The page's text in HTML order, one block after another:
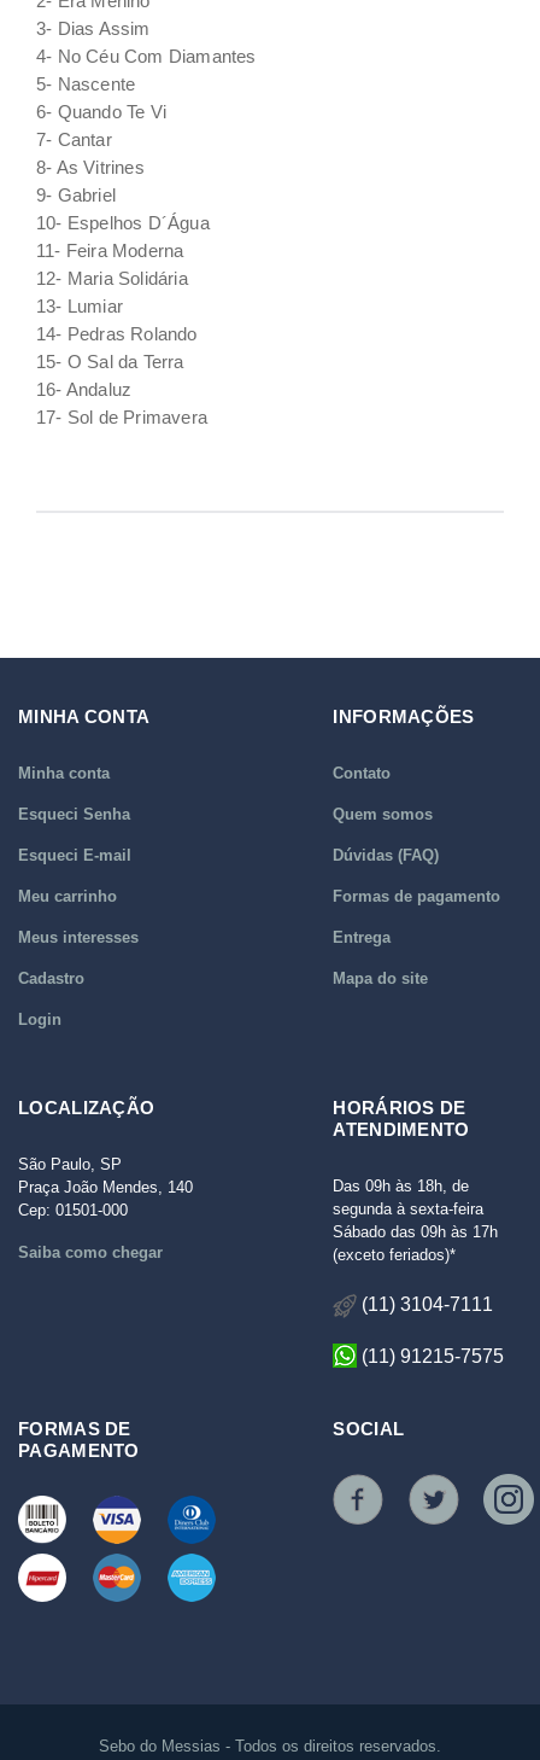
3- Dias Assim
4- No Céu Com Diamantes
5- Nascente
6- Quando Te Vi
7- Cantar
8- As Vitrines
9- Gabriel
10- Espelhos D´Água
11- Feira Moderna
12- Maria Solidária
13- Lumiar
14- Pedras Rolando
15- O Sal da Terra
16- Andaluz
17- Sol de Primavera
MINHA CONTA
Minha conta
Esqueci Senha
Esqueci E-mail
Meu carrinho
Meus interesses
Cadastro
Login
INFORMAÇÕES
Contato
Quem somos
Dúvidas (FAQ)
Formas de pagamento
Entrega
Mapa do site
LOCALIZAÇÃO
São Paulo, SP
Praça João Mendes, 140
Cep: 01501-000
Saiba como chegar
HORÁRIOS DE
ATENDIMENTO
Das 09h às 18h, de
segunda à sexta-feira
Sábado das 09h às 17h
(exceto feriados)*
(11) 3104-7111
(11) 91215-7575
FORMAS DE
PAGAMENTO
SOCIAL
Sebo do Messias - Todos os direitos reservados.